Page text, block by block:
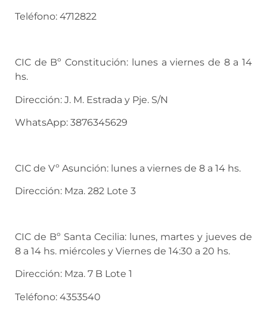
Teléfono: 4712822
CIC de Bº Constitución: lunes a viernes de 8 a 14
hs.
Dirección: J. M. Estrada y Pje. S/N
WhatsApp: 3876345629
CIC de Vº Asunción: lunes a viernes de 8 a 14 hs.
Dirección: Mza. 282 Lote 3
CIC de Bº Santa Cecilia: lunes, martes y jueves de
8 a 14 hs. miércoles y Viernes de 14:30 a 20 hs.
Dirección: Mza. 7 B Lote 1
Teléfono: 4353540